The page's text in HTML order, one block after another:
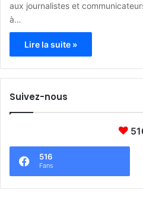
aux journalistes et
à…
Lire la suite »
Suivez-nous
516
Fans